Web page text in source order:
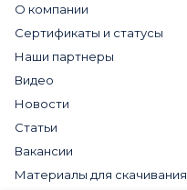
О компании
Сертификаты и статусы
Наши партнеры
Видео
Новости
Статьи
Вакансии
Материалы для скачивания